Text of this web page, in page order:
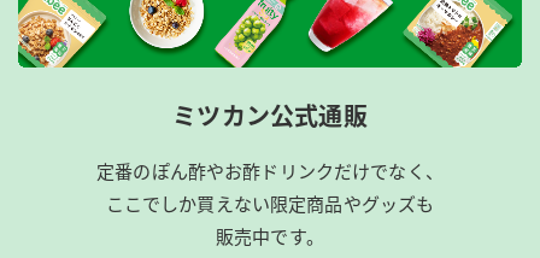
ミツカン公式通販
定番のぽん酢やお酢ドリンクだけでなく、
ここでしか買えない限定商品やグッズも
販売中です。